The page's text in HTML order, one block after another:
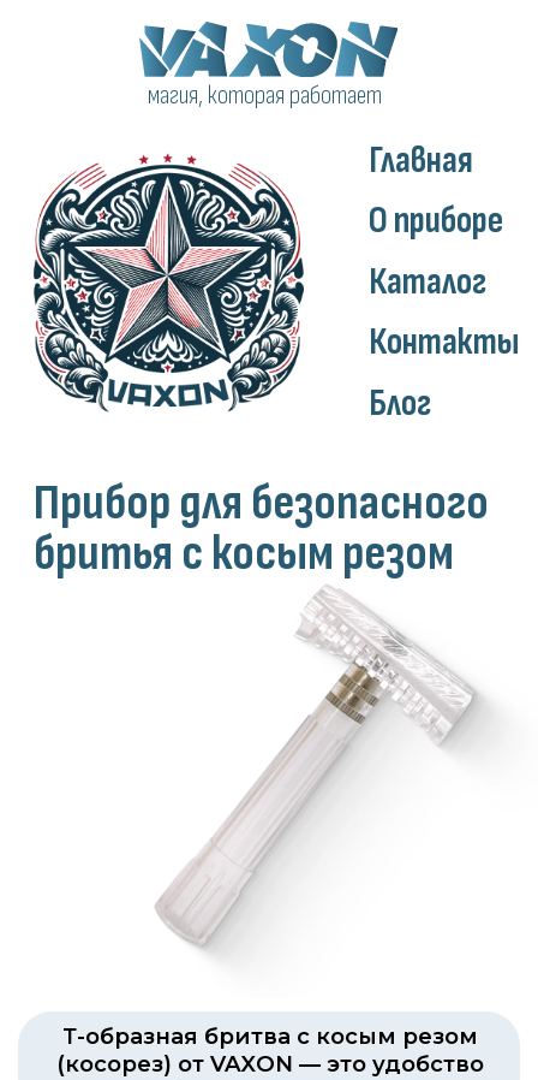
магия, которая работает
Блог
Контакты
Каталог
Главная
Прибор для безопасного
бритья с косым резом
Т-образная бритва с косым резом
(косорез) от VAXON — это удобство
и комфорт в использовании
На протяжении нескольких веков
мужчины пользовались так
называемыми «опасными бритвами».
Любое неосторожное движение
приводило к неизбежным порезам,
а само бритье занимало уйму времени.
представил миру Т-образный станок,
которым до сих пор пользуются
представители сильного пола.